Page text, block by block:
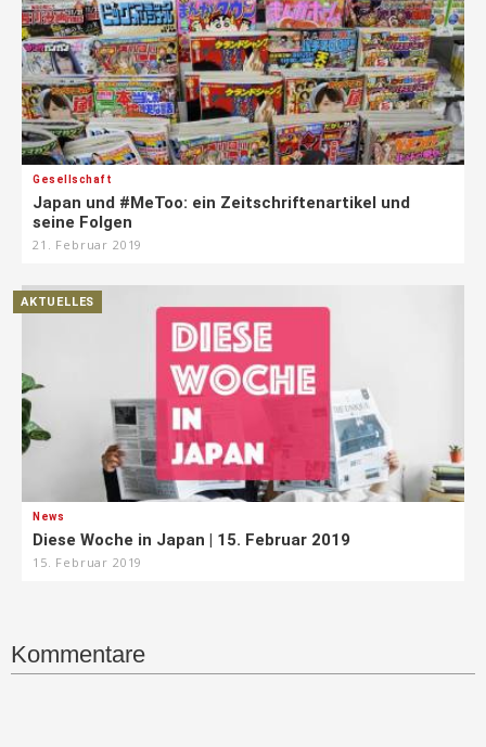
Gesellschaft
Japan und #MeToo: ein Zeitschriftenartikel und
seine Folgen
21. Februar 2019
AKTUELLES
News
Diese Woche in Japan | 15. Februar 2019
15. Februar 2019
Kommentare